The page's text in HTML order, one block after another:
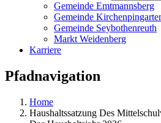
Gemeinde Emtmannsberg
Gemeinde
Gemeinde Seybothenreuth
Markt Weidenberg
Karriere
Pfadnavigation
Home
Haushaltssatzung Des